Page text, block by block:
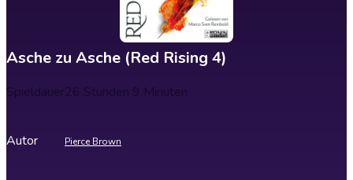
Asche zu Asche (Red Rising 4)
Spieldauer26 Stunden 9 Minuten
Autor Pierce Brown